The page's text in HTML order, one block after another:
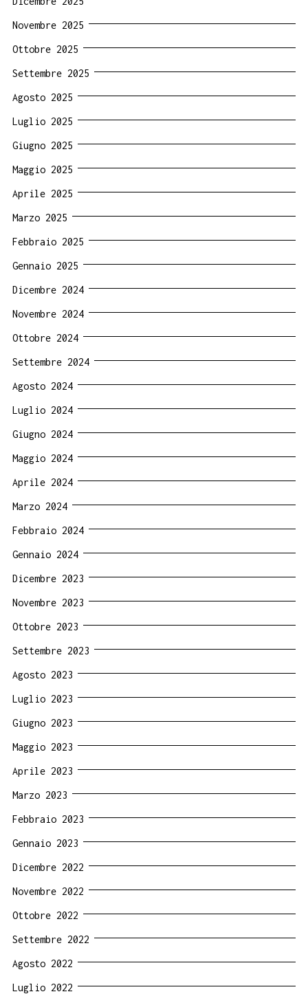
Novembre 2025
Ottobre 2025
Settembre 2025
Agosto 2025
Luglio 2025
Giugno 2025
Maggio 2025
Aprile 2025
Marzo 2025
Febbraio 2025
Gennaio 2025
Dicembre 2024
Novembre 2024
Ottobre 2024
Settembre 2024
Agosto 2024
Luglio 2024
Giugno 2024
Maggio 2024
Aprile 2024
Marzo 2024
Febbraio 2024
Gennaio 2024
Dicembre 2023
Novembre 2023
Ottobre 2023
Settembre 2023
Agosto 2023
Luglio 2023
Giugno 2023
Maggio 2023
Aprile 2023
Marzo 2023
Febbraio 2023
Gennaio 2023
Dicembre 2022
Novembre 2022
Ottobre 2022
Settembre 2022
Agosto 2022
Luglio 2022